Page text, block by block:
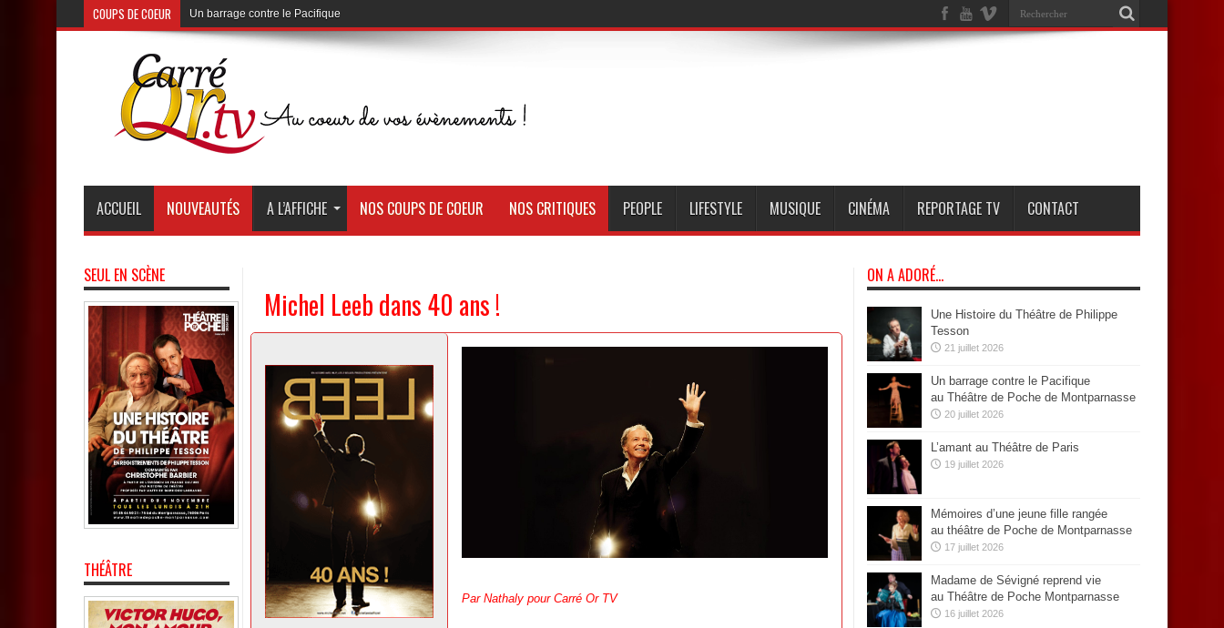
COUPS DE COEUR Un barrage contre le Pacifique
au Théâtre de Poche de Montparnasse
ACCUEIL NOUVEAUTÉS A L’AFFICHE NOS COUPS DE COEUR NOS CRITIQUES PEOPLE LIFESTYLE MUSIQUE CINÉMA REPORTAGE TV CONTACT
Michel Leeb dans 40 ans !
Par Nathaly pour Carré Or TV
SEUL EN SCÈNE
THÉÂTRE
ON A ADORÉ…
Une Histoire du Théâtre de Philippe
Tesson
21 juillet 2026
Un barrage contre le Pacifique
au Théâtre de Poche de Montparnasse
20 juillet 2026
L’amant au Théâtre de Paris
19 juillet 2026
Mémoires d’une jeune fille rangée
au théâtre de Poche de Montparnasse
17 juillet 2026
Madame de Sévigné reprend vie
au Théâtre de Poche Montparnasse
16 juillet 2026